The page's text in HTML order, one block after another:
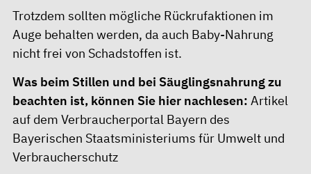
Trotzdem sollten mögliche Rückrufaktionen im
Auge behalten werden, da auch Baby-Nahrung
nicht frei von Schadstoffen ist.
Was beim Stillen und bei Säuglingsnahrung zu
beachten ist, können Sie hier nachlesen: Artikel
auf dem Verbraucherportal Bayern des
Bayerischen Staatsministeriums für Umwelt und
Verbraucherschutz